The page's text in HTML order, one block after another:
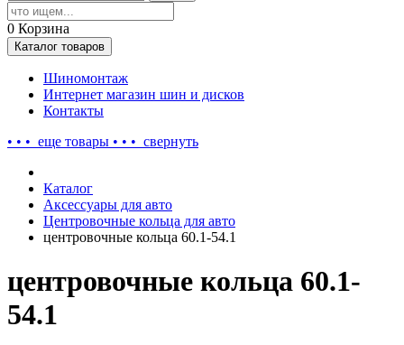
0 Корзина
Каталог товаров
Шиномонтаж
Интернет магазин шин и дисков
Контакты
• • • еще товары • • • свернуть
Каталог
Аксессуары для авто
Центровочные кольца для авто
центровочные кольца 60.1-54.1
центровочные кольца 60.1-
54.1